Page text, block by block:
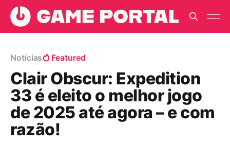
Notícias Featured
Clair Obscur: Expedition
33 é eleito o melhor jogo
de 2025 até agora – e com
razão!